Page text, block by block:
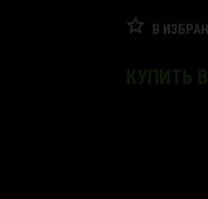
В
КУПИТЬ